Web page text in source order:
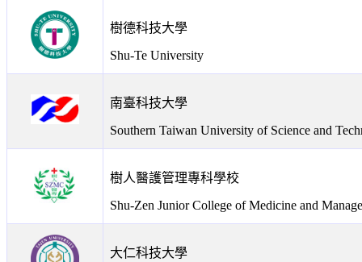
樹德科技大學
Shu-Te University
南臺科技大學
Southern Taiwan University of Science and
樹人醫護管理專科學校
Shu-Zen Junior College of Medicine and
大仁科技大學